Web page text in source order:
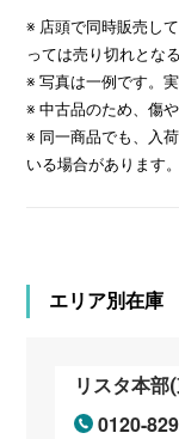
※ 店頭で同時販売し
っては売り切れとな
※ 写真は一例です。
※ 中古品のため、傷
※ 同一商品でも、入
いる場合があります
エリア別在庫
リスタ本部
0120-